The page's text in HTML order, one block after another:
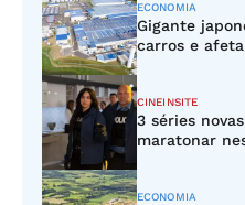
ECONOMIA
Gigante
carros e
CINEINSITE
3 séries
maratonar
ECONOMIA